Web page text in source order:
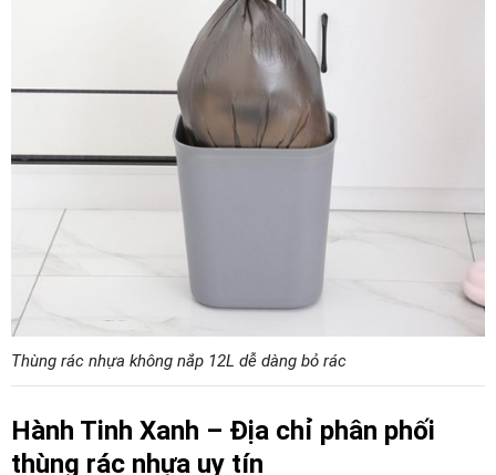
Thùng rác nhựa không nắp 12L dễ dàng bỏ rác
Hành Tinh Xanh – Địa chỉ phân phối
thùng rác nhựa uy tín